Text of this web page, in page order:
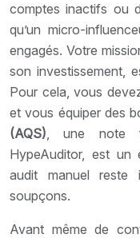
comptes inactifs ou
qu’un micro-
engagés. Votre
son investissement,
Pour cela, vous
et vous équiper des
(AQS), une note
HypeAuditor, est un
audit manuel reste
soupçons.
Avant même de